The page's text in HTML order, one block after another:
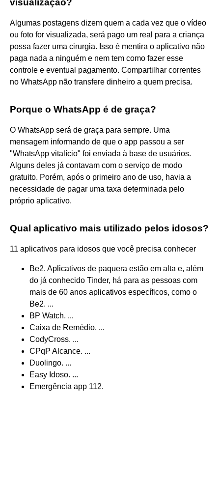
Algumas postagens dizem quem a cada vez que o vídeo
ou foto for visualizada, será pago um real para a criança
possa fazer uma cirurgia. Isso é mentira o aplicativo não
paga nada a ninguém e nem tem como fazer esse
controle e eventual pagamento. Compartilhar correntes
no WhatsApp não transfere dinheiro a quem precisa.
Porque o WhatsApp é de graça?
O WhatsApp será de graça para sempre. Uma
mensagem informando de que o app passou a ser
"WhatsApp vitalício" foi enviada à base de usuários.
Alguns deles já contavam com o serviço de modo
gratuito. Porém, após o primeiro ano de uso, havia a
necessidade de pagar uma taxa determinada pelo
próprio aplicativo.
Qual aplicativo mais utilizado pelos idosos?
11 aplicativos para idosos que você precisa conhecer
Be2. Aplicativos de paquera estão em alta e, além
do já conhecido Tinder, há para as pessoas com
mais de 60 anos aplicativos específicos, como o
Be2. ...
BP Watch. ...
Caixa de Remédio. ...
CodyCross. ...
CPqP Alcance. ...
Duolingo. ...
Easy Idoso. ...
Emergência app 112.